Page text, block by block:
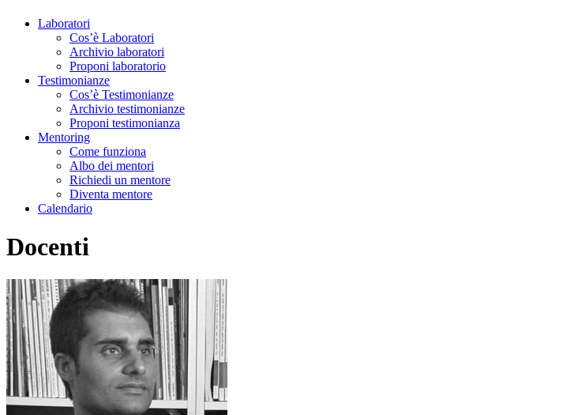
Laboratori
Cos’è Laboratori
Archivio laboratori
Proponi laboratorio
Testimonianze
Cos’è Testimonianze
Archivio testimonianze
Proponi testimonianza
Mentoring
Come funziona
Albo dei mentori
Richiedi un mentore
Diventa mentore
Calendario
Docenti